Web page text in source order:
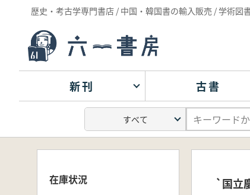
歴史・考古学専門書店 / 中国・韓国書の輸入販売 / 学術図
新刊 古書
在庫状況
`国立